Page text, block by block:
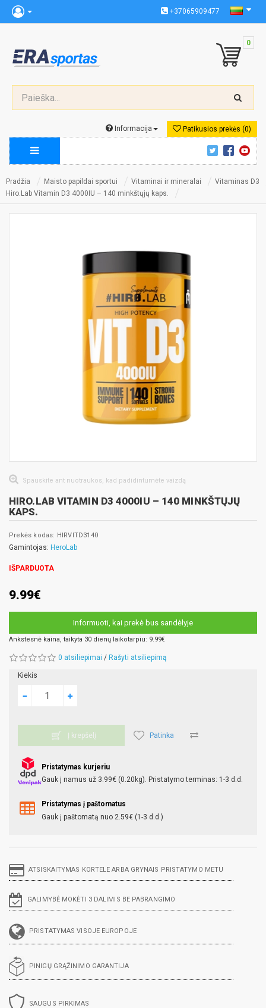
+37065909477
0
Patikusios prekės (0)
Informacija
Pradžia Maisto papildai sportui Vitaminai ir mineralai
Vitaminas D3
Hiro.Lab Vitamin D3 4000IU – 140 minkštųjų kaps.
Spauskite ant nuotraukos, kad padidintumėte vaizdą
HIRO.LAB VITAMIN D3 4000IU – 140 MINKŠTŲJŲ
KAPS.
Prekės kodas: HIRVITD3140
Gamintojas: HeroLab
IŠPARDUOTA
9.99€
Informuoti, kai prekė bus sandėlyje
Ankstesnė kaina, taikyta 30 dienų laikotarpiu: 9.99€
0 atsiliepimai / Rašyti atsiliepimą
Kiekis
Į krepšelį Patinka
Pristatymas kurjeriu
Gauk į namus už 3.99€ (0.20kg). Pristatymo terminas: 1-3 d.d.
Pristatymas į paštomatus
Gauk į paštomatą nuo 2.59€ (1-3 d.d.)
ATSISKAITYMAS KORTELE ARBA GRYNAIS PRISTATYMO METU
GALIMYBĖ MOKĖTI 3 DALIMIS BE PABRANGIMO
PRISTATYMAS VISOJE EUROPOJE
PINIGŲ GRĄŽINIMO GARANTIJA
SAUGUS PIRKIMAS